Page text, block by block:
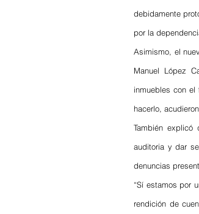
debidamente
por la
Asimismo, el
Manuel López
inmuebles con
hacerlo,
También
auditoria y dar
denuncias
“Sí estamos por
rendición de